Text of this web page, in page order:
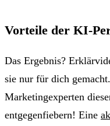
Vorteile der KI-
Das Ergebnis?
sie nur für dich
Marketingexperten
entgegenfiebern! Eine